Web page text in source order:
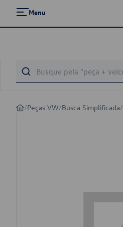
Menu
/Peças VW/Busca Simplificada/